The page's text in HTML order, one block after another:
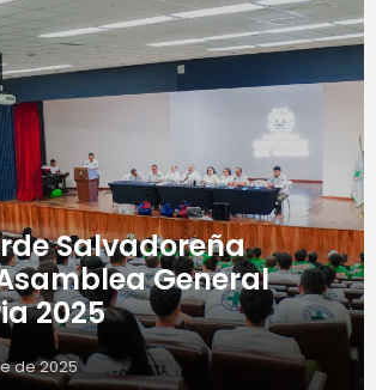
Salvadoreña
General
2025
de 2025